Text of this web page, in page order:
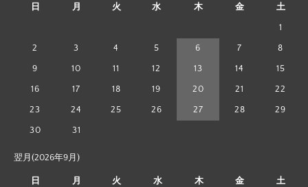
日 月 火 水 木 金 土
1
2 3 4 5 6 7 8
9 10 11 12 13 14 15
16 17 18 19 20 21 22
23 24 25 26 27 28 29
30 31
翌月(2026年9月)
日 月 火 水 木 金 土